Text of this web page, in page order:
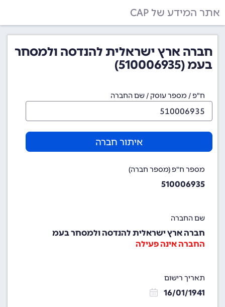
אתר המידע של CAP
חברה ארץ ישראלית להנדסה ולמסחר
בעמ (510006935)
ח"פ / מספר עוסק / שם החברה
איתור חברה
מספר ח"פ (מספר חברה)
510006935
שם החברה
חברה ארץ ישראלית להנדסה ולמסחר בעמ
החברה אינה פעילה
תאריך רישום
16/01/1941